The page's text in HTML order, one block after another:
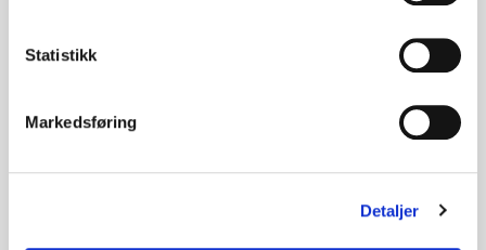
Statistikk
Markedsføring
Detaljer
Sikkerhetsleidere er en viktig del av hvilken